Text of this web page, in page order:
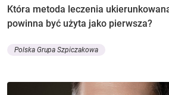
Która metoda leczenia
powinna być użyta jako pierwsza?
Polska Grupa Szpiczakowa